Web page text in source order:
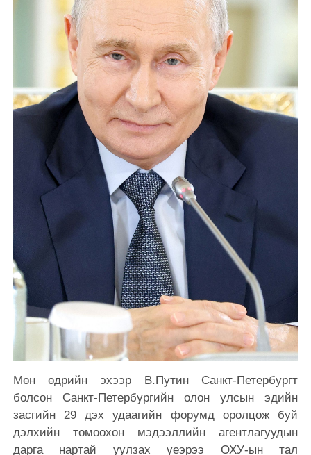
Мөн өдрийн эхээр В.Путин Санкт-Петербургт
болсон Санкт-Петербургийн олон улсын эдийн
засгийн 29 дэх удаагийн форумд оролцож буй
дэлхийн томоохон мэдээллийн агентлагуудын
дарга нартай уулзах үеэрээ ОХУ-ын тал